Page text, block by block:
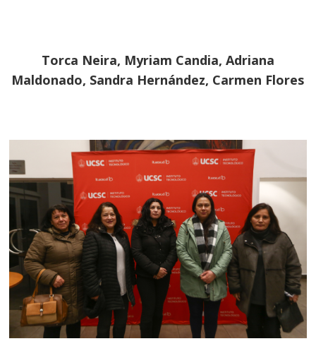
Torca Neira, Myriam Candia, Adriana
Maldonado, Sandra Hernández, Carmen Flores